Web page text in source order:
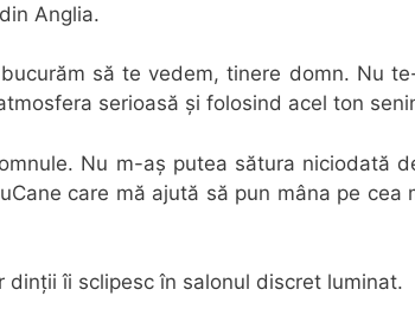
Anglia.
să te vedem, tinere domn. Nu
serioasă și folosind acel ton
Nu m-aș putea sătura niciodată
care mă ajută să pun mâna pe
dinții îi sclipesc în salonul discret luminat.